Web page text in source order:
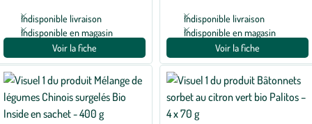
Indisponible livraison
Indisponible en magasin
Voir la fiche
Indisponible livraison
Indisponible en magasin
Voir la fiche